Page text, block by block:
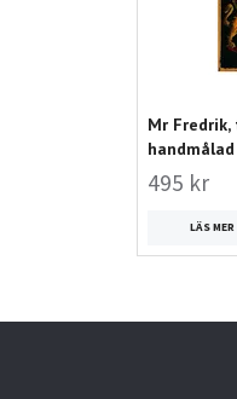
Mr
495 kr
LÄS MER